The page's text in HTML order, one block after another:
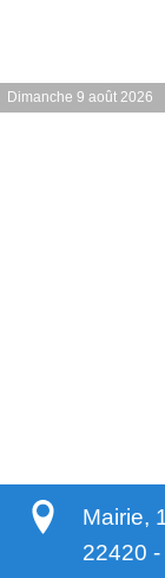
Dimanche 9 août 2026
Mairie,
22420 -